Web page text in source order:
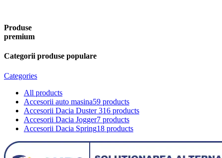
Produse
premium
Categorii produse populare
Categories
All products
Accesorii auto masina59 products
Accesorii Dacia Duster 316 products
Accesorii Dacia Jogger7 products
Accesorii Dacia Spring18 products